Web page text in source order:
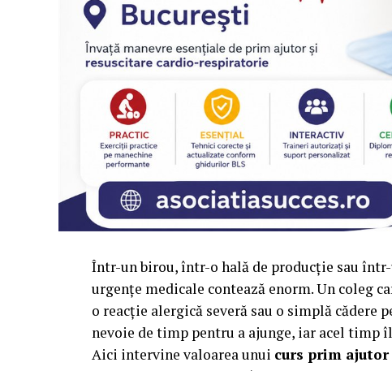
Într-un birou, într-o hală de producție sau
urgențe medicale contează enorm. Un coleg
o reacție alergică severă sau o simplă cădere
nevoie de timp pentru a ajunge, iar acel timp
Aici intervine valoarea unui curs prim